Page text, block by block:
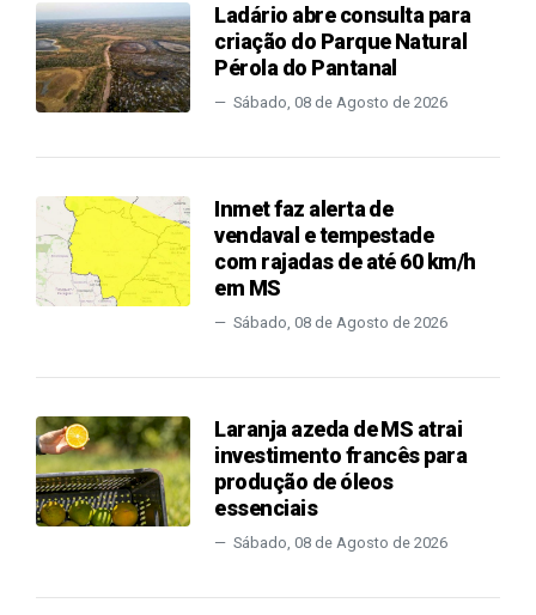
Ladário abre consulta para
criação do Parque Natural
Pérola do Pantanal
Sábado, 08 de Agosto de 2026
Inmet faz alerta de
vendaval e tempestade
com rajadas de até 60 km/h
em MS
Sábado, 08 de Agosto de 2026
Laranja azeda de MS atrai
investimento francês para
produção de óleos
essenciais
Sábado, 08 de Agosto de 2026